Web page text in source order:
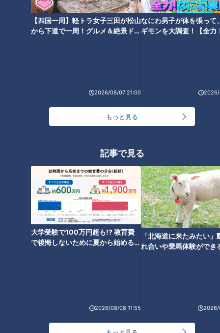
【四国一周】軽トラ女子三田が松山
から下道で一周！グルメ＆絶景ドラ
2026/08/07 21:00
なにわ男子が体を張って
ギモンを大調査！【全力
2026/
もっと見る
記事で見る
大学受験で100万円超も!? 教育費
で後悔しないために夏から始めるお
2026/08/08 11:55
「北海道に来たみたい」
れ合いや乗馬体験ができ
2026/
ン
肉と米」 の人気の秘密とは
肉」をおいしく食べる裏技を大
公開
題！約200種類のメニューを親
子で楽しめる“食のテーマパー